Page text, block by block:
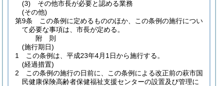
(3)
その他市長が必要と認める業務
(その他)
第9条
この条例に定めるもののほか、この条例の施行につい
て必要な事項は、市長が定める。
附 則
(施行期日)
1
この条例は、平成23年4月1日から施行する。
(経過措置)
2
この条例の施行の日前に、この条例による改正前の萩市国
民健康保険高齢者保健福祉支援センターの設置及び管理に